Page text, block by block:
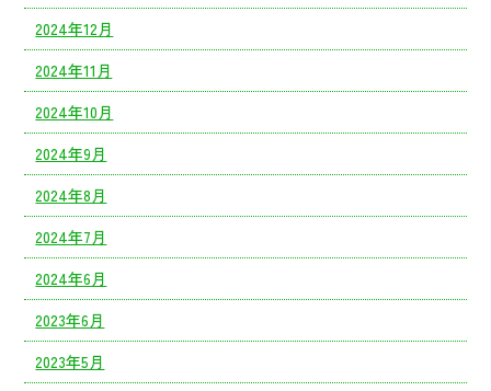
2024年12月
2024年11月
2024年10月
2024年9月
2024年8月
2024年7月
2024年6月
2023年6月
2023年5月